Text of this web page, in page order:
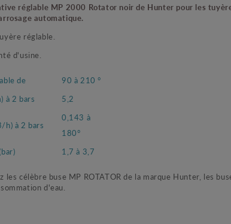
réglable MP 2000 Rotator noir de Hunter pour les
automatique.
réglable.
d'usine.
de
90 à 210 °
à 2 bars
5,2
h) à 2 bars
0,143 à
180°
1,7 à 3,7
les célèbre buse MP ROTATOR de la marque Hunter, les
d'eau.